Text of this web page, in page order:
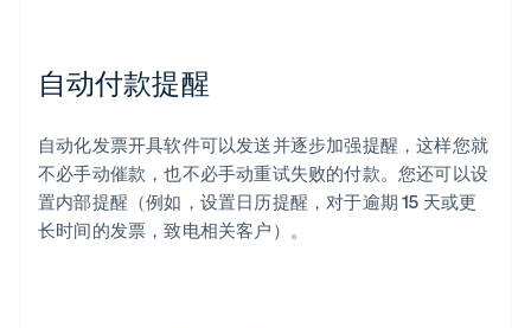
自动付款提醒
自动化发票开具软件可以发送并逐步加强提醒，这样您就
不必手动催款，也不必手动重试失败的付款。您还可以设
置内部提醒（例如，设置日历提醒，对于逾期 15 天或更
长时间的发票，致电相关客户）。